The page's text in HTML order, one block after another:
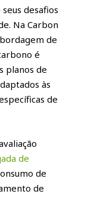
desafios
Na Carbon
de
é
planos de
às
de
de
de
de